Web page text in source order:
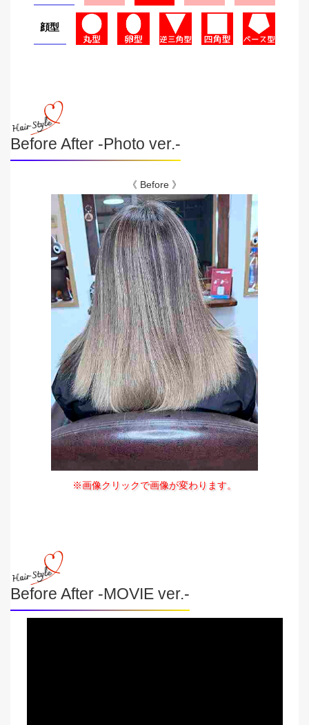
顔型
Before After -Photo ver.-
《 Before 》
※画像クリックで画像が変わります。
Before After -MOVIE ver.-